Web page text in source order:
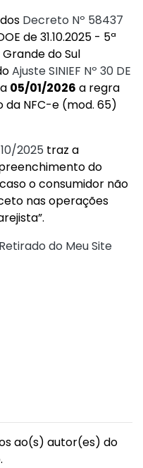
Decreto Nº 58437
de 31.10.2025 - 5ª
do Sul
Ajuste SINIEF Nº 30 DE
05/01/2026 a regra
da NFC-e (mod. 65)
2025 traz a
do
o consumidor não
nas operações
Retirado do Meu Site
ao(s) autor(es) do